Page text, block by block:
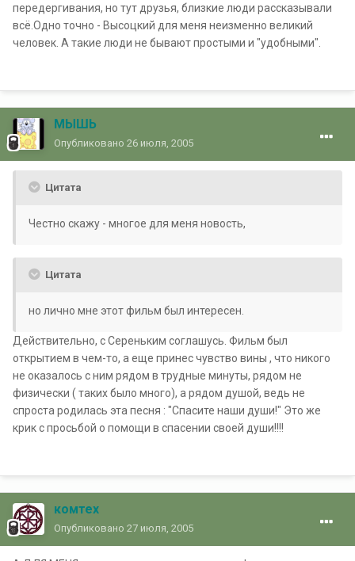
передергивания, но тут друзья, близкие люди рассказывали
всё.Одно точно - Высоцкий для меня неизменно великий
человек. А такие люди не бывают простыми и "удобными".
МЫШЬ
Опубликовано 26 июля, 2005
Цитата
Честно скажу - многое для меня новость,
Цитата
но лично мне этот фильм был интересен.
Действительно, с Сереньким соглашусь. Фильм был
открытием в чем-то, а еще принес чувство вины , что никого
не оказалось с ним рядом в трудные минуты, рядом не
физически ( таких было много), а рядом душой, ведь не
спроста родилась эта песня : "Спасите наши души!" Это же
крик с просьбой о помощи в спасении своей души!!!!
комтех
Опубликовано 27 июля, 2005